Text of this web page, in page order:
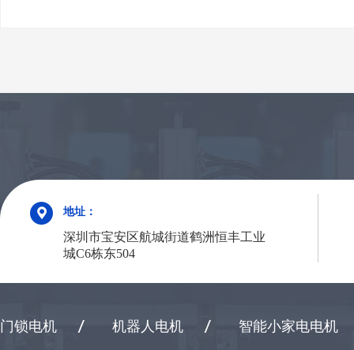
地址：
深圳市宝安区航城街道鹤洲恒丰工业
城C6栋东504
门锁电机 机器人电机
智能小家电电机